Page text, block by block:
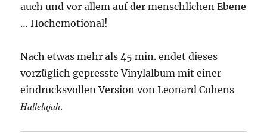
auch und vor allem auf der menschlichen Ebene
… Hochemotional!
Nach etwas mehr als 45 min. endet dieses
vorzüglich gepresste Vinylalbum mit einer
eindrucksvollen Version von Leonard Cohens
Hallelujah.